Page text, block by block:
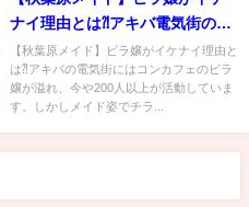
ナイ理由とは⁈アキバ電気街の客
引きメイドは今や200人を超え、
街はまるで風俗街のようです。
法令違反のビラ配りがいかに危
【秋葉原メイド】ビラ嬢がイケナイ理由と
は⁈アキバの電気街にはコンカフェのビラ
嬢が溢れ、今や200人以上が活動していま
す。しかしメイド姿でチラ...